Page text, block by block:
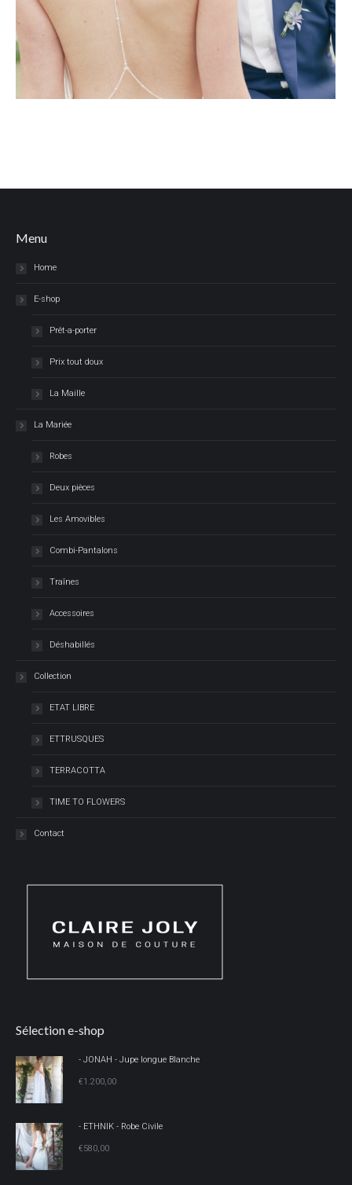
Menu
Home
E-shop
Prêt-a-porter
Prix tout doux
La Maille
La Mariée
Robes
Deux pièces
Les Amovibles
Combi-Pantalons
Traînes
Accessoires
Déshabillés
Collection
ETAT LIBRE
ETTRUSQUES
TERRACOTTA
TIME TO FLOWERS
Contact
Sélection e-shop
- JONAH - Jupe longue Blanche
€1.200,00
- ETHNIK - Robe Civile
€580,00